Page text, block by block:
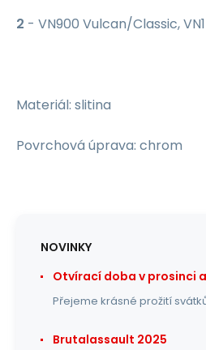
2 - VN900 Vulcan/Classic,
Materiál: slitina
Povrchová úprava: chrom
NOVINKY
Otvírací doba v prosinci
Přejeme krásné prožití
Brutalassault 2025